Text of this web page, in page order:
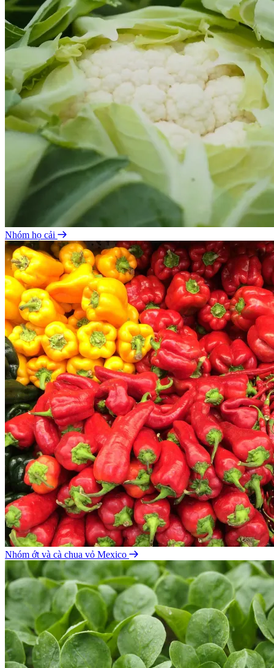
Nhóm họ cải
Nhóm ớt và cà chua vỏ Mexico